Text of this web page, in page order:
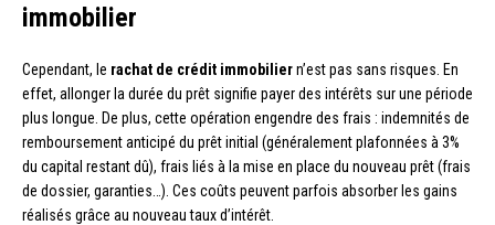
immobilier
Cependant, le rachat de crédit immobiliern’est pas sans risques. En
effet, allonger la durée du prêt signifie payer des intérêts sur une période
plus longue. De plus, cette opération engendre des frais : indemnités de
remboursement anticipé du prêt initial (généralement plafonnées à 3%
du capital restant dû), frais liés à la mise en place du nouveau prêt (frais
de dossier, garanties…). Ces coûts peuvent parfois absorber les gains
réalisés grâce au nouveau taux d’intérêt.